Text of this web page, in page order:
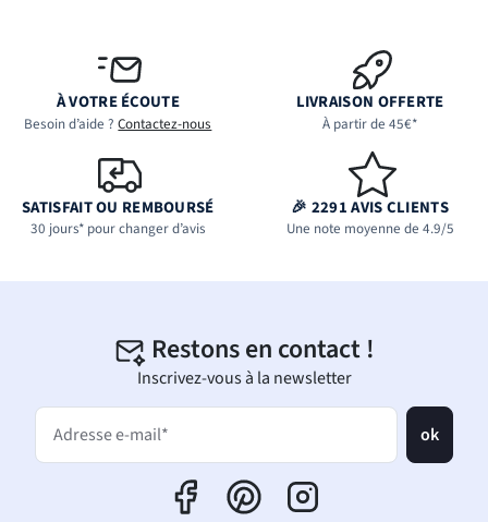
À VOTRE ÉCOUTE
Besoin d’aide ?Contactez-nous
LIVRAISON OFFERTE
À partir de 45€*
SATISFAIT OU REMBOURSÉ
30 jours* pour changer d’avis
🎉 2291 AVIS CLIENTS
Une note moyenne de 4.9/5
Restons en contact !
Inscrivez-vous à la newsletter
Adresse e-mail* ok